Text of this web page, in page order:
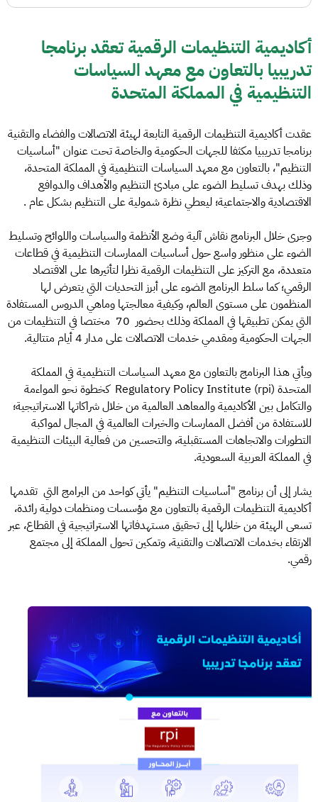
أكاديمية التنظيمات الرقمية تعقد برنامجا
تدريبيا بالتعاون مع معهد السياسات
التنظيمية في المملكة المتحدة
عقدت أكاديمية التنظيمات الرقمية التابعة لهيئة الاتصالات والفضاء والتقنية
برنامجا تدريبيا مكثفا للجهات الحكومية والخاصة تحت عنوان "أساسيات
التنظيم"، بالتعاون مع معهد السياسات التنظيمية في المملكة المتحدة،
وذلك بهدف تسليط الضوء على مبادئ التنظيم والأهداف والدوافع
الاقتصادية والاجتماعية؛ ليعطي نظرة شمولية على التنظيم بشكل عام .
وجرى خلال البرنامج نقاش آلية وضع الأنظمة والسياسات واللوائح وتسليط
الضوء على منظور واسع حول أساسيات الممارسات التنظيمية في قطاعات
متعددة، مع التركيز على التنظيمات الرقمية نظرا لتأثيرها على الاقتصاد
الرقمي؛ كما سلط البرنامج الضوء على أبرز التحديات التي يتعرض لها
المنظمون على مستوى العالم، وكيفية معالجتها وماهي الدروس المستفادة
التي يمكن تطبيقها في المملكة وذلك بحضور 70 مختصا في التنظيمات من
الجهات الحكومية ومقدمي خدمات الاتصالات على مدار 4 أيام متتالية.
ويأتي هذا البرنامج بالتعاون مع معهد السياسات التنظيمية في المملكة
المتحدة Regulatory Policy Institute (rpi) كخطوة نحو المواءمة
والتكامل بين الأكاديمية والمعاهد العالمية من خلال شراكاتها الاستراتيجية؛
للاستفادة من أفضل الممارسات والخبرات العالمية في المجال لمواكبة
التطورات والاتجاهات المستقبلية، والتحسين من فعالية البيئات التنظيمية
في المملكة العربية السعودية.
يشار إلى أن برنامج "أساسيات التنظيم" يأتي كواحد من البرامج التي تقدمها
أكاديمية التنظيمات الرقمية بالتعاون مع مؤسسات ومنظمات دولية رائدة،
تسعى الهيئة من خلالها إلى تحقيق مستهدفاتها الاستراتيجية في القطاع، عبر
الارتقاء بخدمات الاتصالات والتقنية، وتمكين تحول المملكة إلى مجتمع
رقمي.